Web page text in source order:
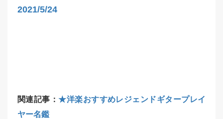
2021/5/24
関連記事：★洋楽おすすめレジェンドギタープレイ
ヤー名鑑